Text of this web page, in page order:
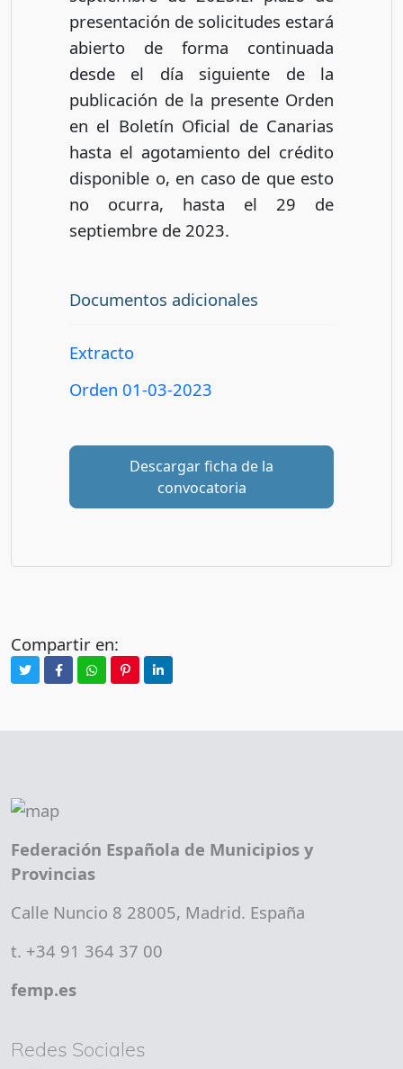
presentación de solicitudes estará
abierto de forma continuada
desde el día siguiente de la
publicación de la presente Orden
en el Boletín Oficial de Canarias
hasta el agotamiento del crédito
disponible o, en caso de que esto
no ocurra, hasta el 29 de
septiembre de 2023.
Documentos adicionales
Extracto
Orden 01-03-2023
Descargar ficha de la
convocatoria
Compartir en:
Federación Española de Municipios y
Provincias
Calle Nuncio 8 28005, Madrid. España
t. +34 91 364 37 00
femp.es
Redes Sociales